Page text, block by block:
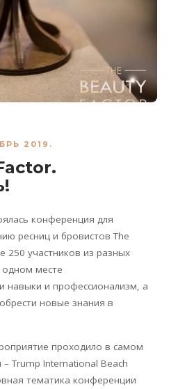
2019.
конференция для
ресниц и бровистов The
250 участников из разных
одном месте
навыки и профессионализм, а
новые знания в
проходило в самом
Trump International Beach
тематика конференции